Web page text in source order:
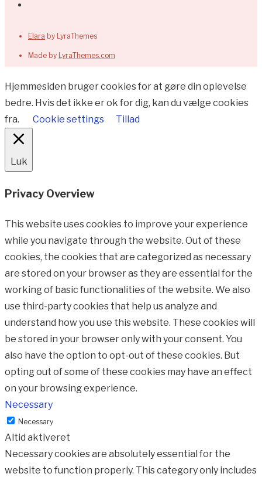
Elara by LyraThemes
Made by LyraThemes.com
Hjemmesiden bruger cookies for at gøre din oplevelse
bedre. Hvis det ikke er ok for dig, kan du vælge cookies
fra.
Cookie settings Tillad
Luk
Privacy Overview
This website uses cookies to improve your experience
while you navigate through the website. Out of these
cookies, the cookies that are categorized as necessary
are stored on your browser as they are essential for the
working of basic functionalities of the website. We also
use third-party cookies that help us analyze and
understand how you use this website. These cookies will
be stored in your browser only with your consent. You
also have the option to opt-out of these cookies. But
opting out of some of these cookies may have an effect
on your browsing experience.
Necessary
Necessary
Altid aktiveret
Necessary cookies are absolutely essential for the
website to function properly. This category only includes